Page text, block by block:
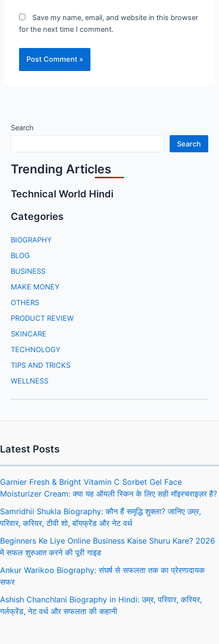
Save my name, email, and website in this browser
for the next time I comment.
Search
Search
Trending Articles
Technical World Hindi
Categories
BIOGRAPHY
BLOG
BUSINESS
MAKE MONEY
OTHERS
PRODUCT REVIEW
SKINCARE
TECHNOLOGY
TIPS AND TRICKS
WELLNESS
Latest Posts
Garnier Fresh & Bright Vitamin C Sorbet Gel Face
Moisturizer Cream: क्या यह ऑयली स्किन के लिए सही मॉइस्चराइज़र है?
Samridhii Shukla Biography: कौन हैं समृद्धि शुक्ला? जानिए उम्र,
परिवार, करियर, टीवी शो, बॉयफ्रेंड और नेट वर्थ
Beginners Ke Liye Online Business Kaise Shuru Kare? 2026
में सफल शुरुआत करने की पूरी गाइड
Ankur Warikoo Biography: संघर्ष से सफलता तक का प्रेरणादायक
सफर
Ashish Chanchlani Biography in Hindi: उम्र, परिवार, करियर,
गर्लफ्रेंड, नेट वर्थ और सफलता की कहानी